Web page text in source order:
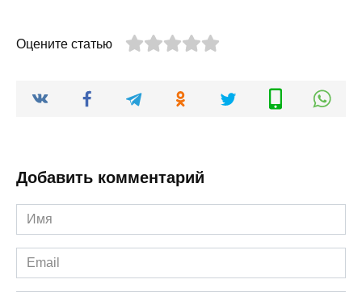
Оцените статью
Добавить комментарий
Имя
*
Email
*